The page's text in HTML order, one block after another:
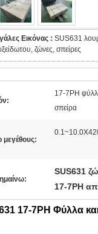
Εικόνας : SUS631
ζώνες, σπείρες
17-7PH
σπείρα
μεγέθους:
SUS631
17-7PH
17-7PH Φύλλα